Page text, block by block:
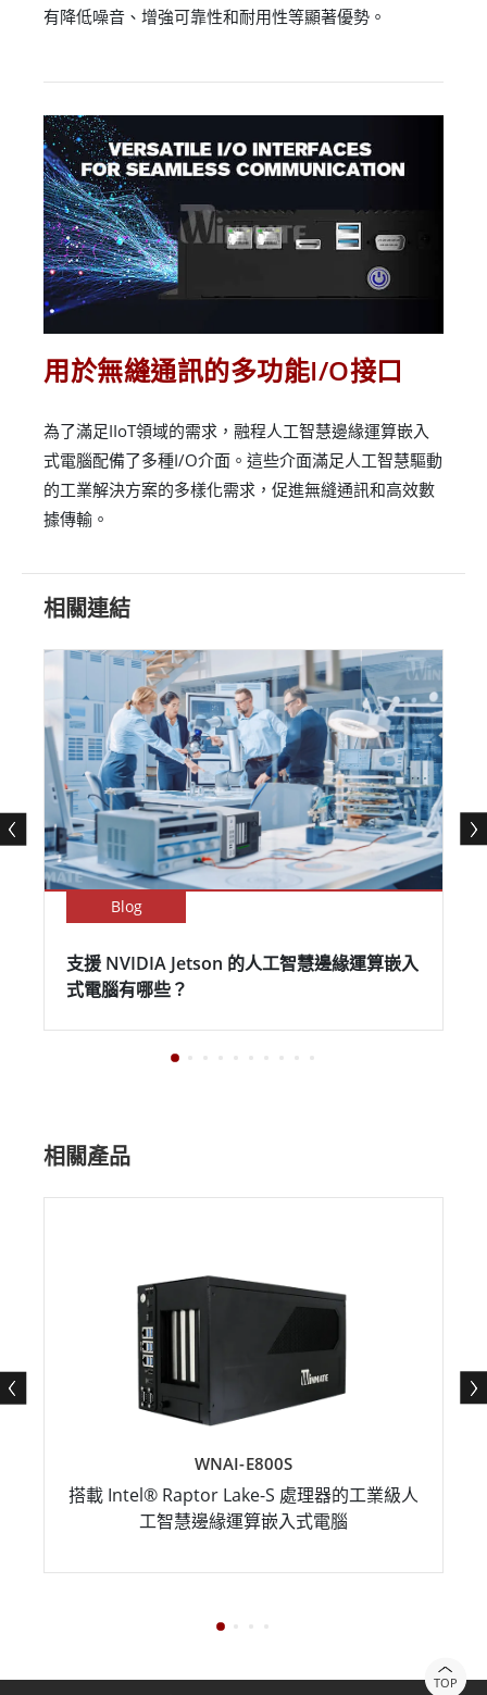
有降低噪音、增強可靠性和耐用性等顯著優勢。
用於無縫通訊的多功能I/O接口
為了滿足IIoT領域的需求，融程人工智慧邊緣運算嵌入
式電腦配備了多種I/O介面。這些介面滿足人工智慧驅動
的工業解決方案的多樣化需求，促進無縫通訊和高效數
據傳輸。
相關連結
Blog
支援 NVIDIA Jetson 的人工智慧邊緣運算嵌入
式電腦有哪些？
相關產品
WNAI-E800S
搭載 Intel® Raptor Lake-S 處理器的工業級人
工智慧邊緣運算嵌入式電腦
TOP